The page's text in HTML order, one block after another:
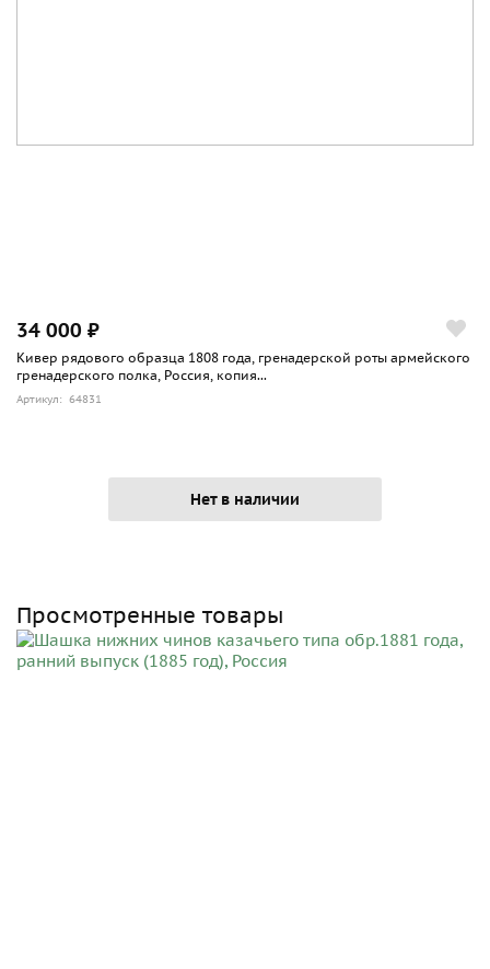
34 000 ₽
Кивер рядового образца 1808 года, гренадерской роты армейского
гренадерского полка, Россия, копия...
Артикул: 64831
Нет в наличии
Просмотренные товары